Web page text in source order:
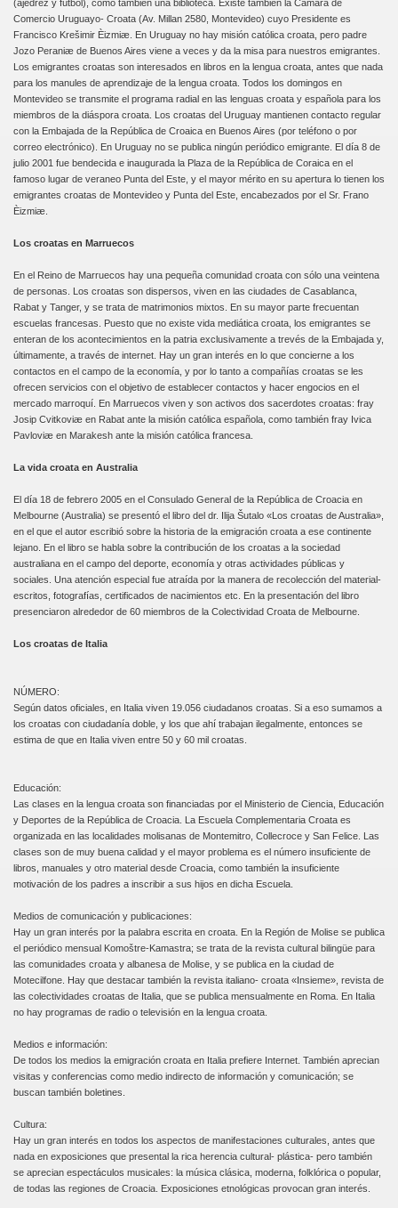
(ajedrez y fútbol), como también una biblioteca. Existe también la Cámara de
Comercio Uruguayo- Croata (Av. Millan 2580, Montevideo) cuyo Presidente es
Francisco Krešimir Èizmiæ. En Uruguay no hay misión católica croata, pero padre
Jozo Peraniæ de Buenos Aires viene a veces y da la misa para nuestros emigrantes.
Los emigrantes croatas son interesados en libros en la lengua croata, antes que nada
para los manules de aprendizaje de la lengua croata. Todos los domingos en
Montevideo se transmite el programa radial en las lenguas croata y española para los
miembros de la diáspora croata. Los croatas del Uruguay mantienen contacto regular
con la Embajada de la República de Croaica en Buenos Aires (por teléfono o por
correo electrónico). En Uruguay no se publica ningún periódico emigrante. El día 8 de
julio 2001 fue bendecida e inaugurada la Plaza de la República de Coraica en el
famoso lugar de veraneo Punta del Este, y el mayor mérito en su apertura lo tienen los
emigrantes croatas de Montevideo y Punta del Este, encabezados por el Sr. Frano
Èizmiæ.
Los croatas en Marruecos
En el Reino de Marruecos hay una pequeña comunidad croata con sólo una veintena
de personas. Los croatas son dispersos, viven en las ciudades de Casablanca,
Rabat y Tanger, y se trata de matrimonios mixtos. En su mayor parte frecuentan
escuelas francesas. Puesto que no existe vida mediática croata, los emigrantes se
enteran de los acontecimientos en la patria exclusivamente a trevés de la Embajada y,
últimamente, a través de internet. Hay un gran interés en lo que concierne a los
contactos en el campo de la economía, y por lo tanto a compañías croatas se les
ofrecen servicios con el objetivo de establecer contactos y hacer engocios en el
mercado marroquí. En Marruecos viven y son activos dos sacerdotes croatas: fray
Josip Cvitkoviæ en Rabat ante la misión católica española, como también fray Ivica
Pavloviæ en Marakesh ante la misión católica francesa.
La vida croata en Australia
El día 18 de febrero 2005 en el Consulado General de la República de Croacia en
Melbourne (Australia) se presentó el libro del dr. Ilija Šutalo «Los croatas de Australia»,
en el que el autor escribió sobre la historia de la emigración croata a ese continente
lejano. En el libro se habla sobre la contribución de los croatas a la sociedad
australiana en el campo del deporte, economía y otras actividades públicas y
sociales. Una atención especial fue atraída por la manera de recolección del material-
escritos, fotografías, certificados de nacimientos etc. En la presentación del libro
presenciaron alrededor de 60 miembros de la Colectividad Croata de Melbourne.
Los croatas de Italia
NÚMERO:
Según datos oficiales, en Italia viven 19.056 ciudadanos croatas. Si a eso sumamos a
los croatas con ciudadanía doble, y los que ahí trabajan ilegalmente, entonces se
estima de que en Italia viven entre 50 y 60 mil croatas.
Educación:
Las clases en la lengua croata son financiadas por el Ministerio de Ciencia, Educación
y Deportes de la República de Croacia. La Escuela Complementaria Croata es
organizada en las localidades molisanas de Montemitro, Collecroce y San Felice. Las
clases son de muy buena calidad y el mayor problema es el número insuficiente de
libros, manuales y otro material desde Croacia, como también la insuficiente
motivación de los padres a inscribir a sus hijos en dicha Escuela.
Medios de comunicación y publicaciones:
Hay un gran interés por la palabra escrita en croata. En la Región de Molise se publica
el periódico mensual Komoštre-Kamastra; se trata de la revista cultural bilingüe para
las comunidades croata y albanesa de Molise, y se publica en la ciudad de
Motecilfone. Hay que destacar también la revista italiano- croata «Insieme», revista de
las colectividades croatas de Italia, que se publica mensualmente en Roma. En Italia
no hay programas de radio o televisión en la lengua croata.
Medios e información:
De todos los medios la emigración croata en Italia prefiere Internet. También aprecian
visitas y conferencias como medio indirecto de información y comunicación; se
buscan también boletines.
Cultura:
Hay un gran interés en todos los aspectos de manifestaciones culturales, antes que
nada en exposiciones que presental la rica herencia cultural- plástica- pero también
se aprecian espectáculos musicales: la música clásica, moderna, folklórica o popular,
de todas las regiones de Croacia. Exposiciones etnológicas provocan gran interés.